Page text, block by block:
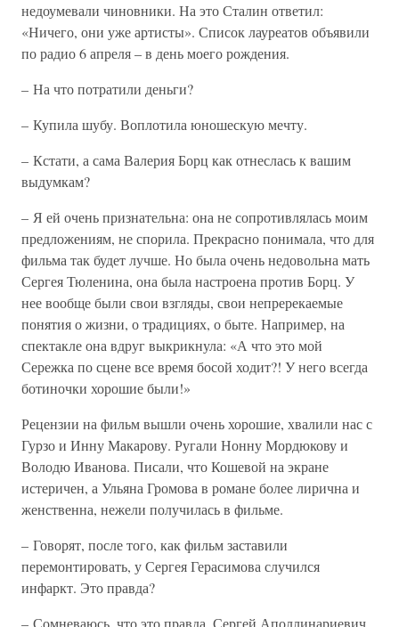
недоумевали чиновники. На это Сталин ответил:
«Ничего, они уже артисты». Список лауреатов объявили
по радио 6 апреля – в день моего рождения.
– На что потратили деньги?
– Купила шубу. Воплотила юношескую мечту.
– Кстати, а сама Валерия Борц как отнеслась к вашим
выдумкам?
– Я ей очень признательна: она не сопротивлялась моим
предложениям, не спорила. Прекрасно понимала, что для
фильма так будет лучше. Но была очень недовольна мать
Сергея Тюленина, она была настроена против Борц. У
нее вообще были свои взгляды, свои непререкаемые
понятия о жизни, о традициях, о быте. Например, на
спектакле она вдруг выкрикнула: «А что это мой
Сережка по сцене все время босой ходит?! У него всегда
ботиночки хорошие были!»
Рецензии на фильм вышли очень хорошие, хвалили нас с
Гурзо и Инну Макарову. Ругали Нонну Мордюкову и
Володю Иванова. Писали, что Кошевой на экране
истеричен, а Ульяна Громова в романе более лирична и
женственна, нежели получилась в фильме.
– Говорят, после того, как фильм заставили
перемонтировать, у Сергея Герасимова случился
инфаркт. Это правда?
– Сомневаюсь, что это правда. Сергей Аполлинариевич